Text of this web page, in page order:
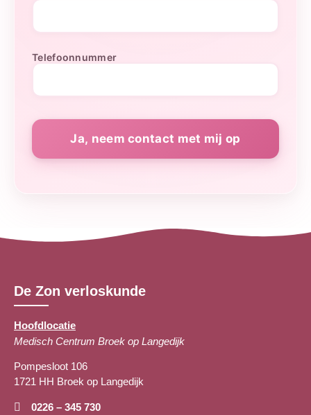
Telefoonnummer
De Zon verloskunde
Hoofdlocatie
Medisch Centrum Broek op Langedijk
Pompesloot 106
1721 HH Broek op Langedijk
0226 – 345 730